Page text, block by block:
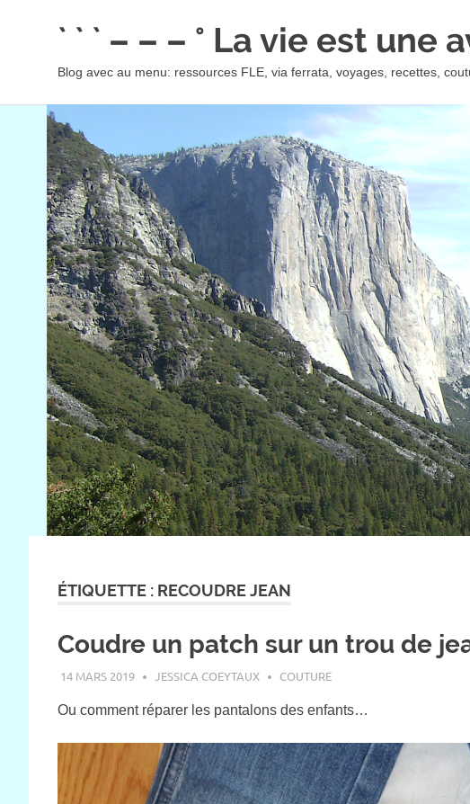
` ` ` – – – ° La vie est une
Blog avec au menu: ressources FLE, via ferrata, voyages, recettes,
ÉTIQUETTE : RECOUDRE JEAN
Coudre un patch sur un trou de
14 MARS 2019 JESSICA COEYTAUX COUTURE
Ou comment réparer les pantalons des enfants…